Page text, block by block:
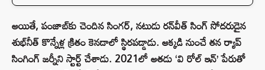
అయితే, పంజాబ్‌కు చెందిన సింగర్, నటుడు రన్‌వీత్‌ సింగ్‌ సోదరుడైన
శుభ్‌నీత్‌ కొన్నేళ్ల క్రితం కెనడాలో స్థిరపడ్డాడు. అక్కడి నుంచే తన ర్యాప్‌
సింగింగ్‌ జర్నీని స్టార్ట్ చేశాడు. 2021లో అతడు ‘వి రోల్‌ ఇన్‌’ పేరుతో